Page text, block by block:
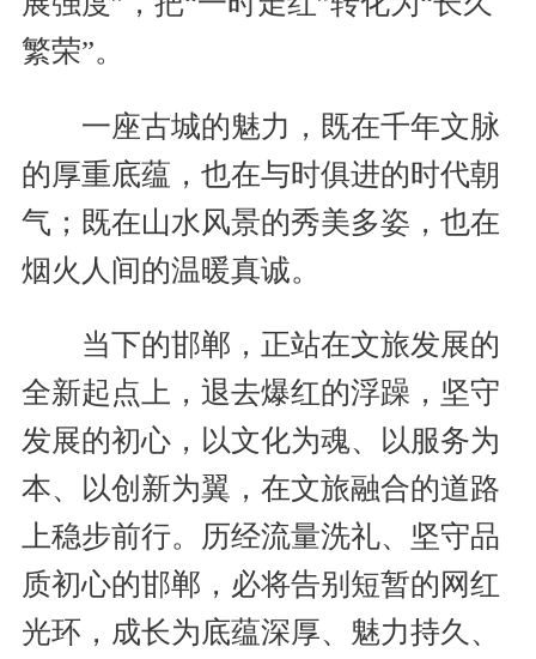
繁荣”。
一座古城的魅力，既在千年文脉
的厚重底蕴，也在与时俱进的时代朝
气；既在山水风景的秀美多姿，也在
烟火人间的温暖真诚。
当下的邯郸，正站在文旅发展的
全新起点上，退去爆红的浮躁，坚守
发展的初心，以文化为魂、以服务为
本、以创新为翼，在文旅融合的道路
上稳步前行。历经流量洗礼、坚守品
质初心的邯郸，必将告别短暂的网红
光环，成长为底蕴深厚、魅力持久、